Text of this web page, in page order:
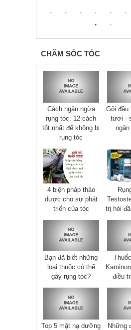
CHĂM SÓC TÓC
Cách ngăn ngừa
rụng tóc: 12 cách
tốt nhất để không bị
rụng tóc
Gội đầu
tươi -
4 biện pháp thảo
dược cho sự phát
triển của tóc
trị hói
Bạn đã biết những
loại thuốc có thể
gây rụng tóc?
điều
Top 5 mặt nạ dưỡng
Những